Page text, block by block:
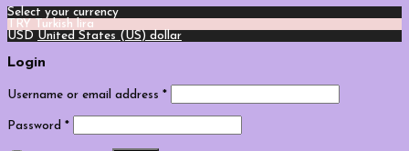
Select your currency
TRY
Turkish lira
USD United States (US) dollar
Login
Username or email address *
Password *